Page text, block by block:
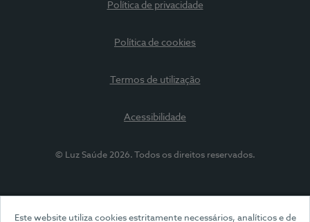
Este website utiliza cookies estritamente necessários, analíticos e de
Política de privacidade
Política de cookies
Termos de utilização
Acessibilidade
© Luz Saúde 2026. Todos os direitos reservados.